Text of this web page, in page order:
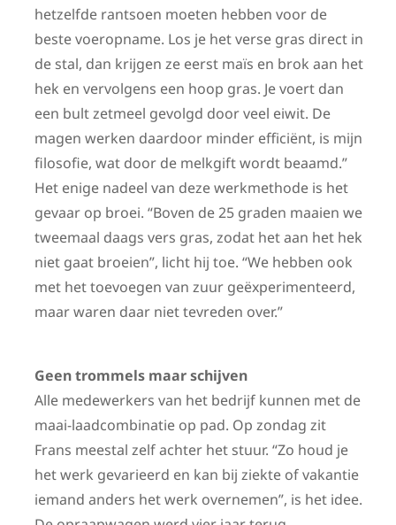
hetzelfde rantsoen moeten hebben voor de
beste voeropname. Los je het verse gras direct in
de stal, dan krijgen ze eerst maïs en brok aan het
hek en vervolgens een hoop gras. Je voert dan
een bult zetmeel gevolgd door veel eiwit. De
magen werken daardoor minder efficiënt, is mijn
filosofie, wat door de melkgift wordt beaamd.”
Het enige nadeel van deze werkmethode is het
gevaar op broei. “Boven de 25 graden maaien we
tweemaal daags vers gras, zodat het aan het hek
niet gaat broeien”, licht hij toe. “We hebben ook
met het toevoegen van zuur geëxperimenteerd,
maar waren daar niet tevreden over.”
Geen trommels maar schijven
Alle medewerkers van het bedrijf kunnen met de
maai-laadcombinatie op pad. Op zondag zit
Frans meestal zelf achter het stuur. “Zo houd je
het werk gevarieerd en kan bij ziekte of vakantie
iemand anders het werk overnemen”, is het idee.